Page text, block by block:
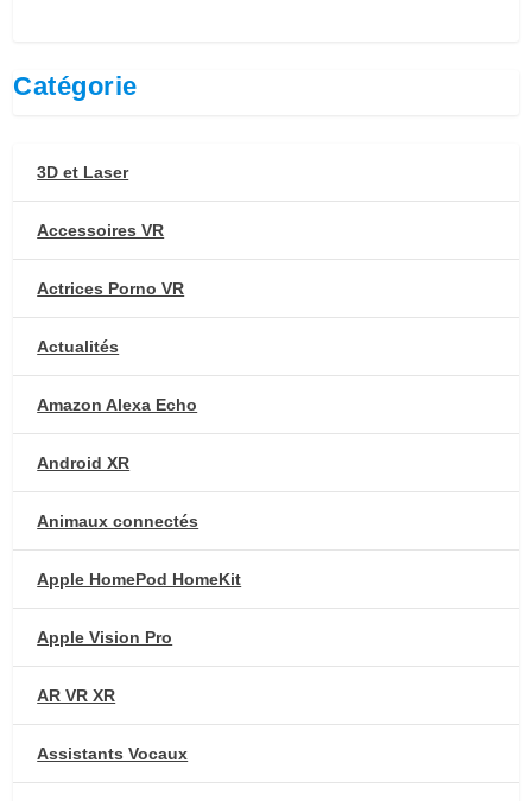
Catégorie
3D et Laser
Accessoires VR
Actrices Porno VR
Actualités
Amazon Alexa Echo
Android XR
Animaux connectés
Apple HomePod HomeKit
Apple Vision Pro
AR VR XR
Assistants Vocaux